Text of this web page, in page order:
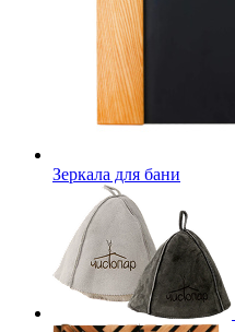
Зеркала для бани